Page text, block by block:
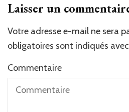
Laisser un
Votre adresse e-mail ne sera
obligatoires sont indiqués avec
Commentaire